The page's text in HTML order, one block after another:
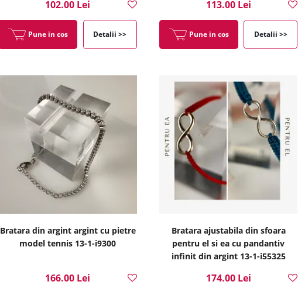
102.00 Lei
Pune in cos Detalii >>
113.00 Lei
Pune in cos Detalii >>
Bratara din argint argint cu pietre
model tennis 13-1-i9300
166.00 Lei
Bratara ajustabila din sfoara
pentru el si ea cu pandantiv
infinit din argint 13-1-i55325
174.00 Lei